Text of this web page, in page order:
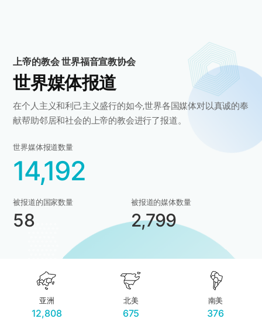
上帝的教会 世界福音宣教协会
世界媒体报道
在个人主义和利己主义盛行的如今,世界各国媒体对以真诚的奉
献帮助邻居和社会的上帝的教会进行了报道。
世界媒体报道数量
14,192
被报道的国家数量
58
被报道的媒体数量
2,799
​亚洲
12,808
​北美
675
​南美
376